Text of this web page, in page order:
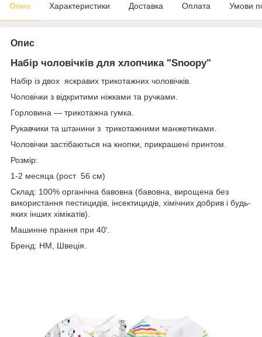
Опис Характеристики Доставка Оплата Умови
Опис
Набір чоловічків для хлопчика "Snoopy"
Набір із двох яскравих трикотажних чоловічків.
Чоловічки з відкритими ніжками та ручками.
Горловина — трикотажна гумка.
Рукавчики та штанини з трикотажними манжетиками.
Чоловічки застібаються на кнопки, прикрашені принтом.
Розмір:
1-2 месяца (рост 56 см)
Склад: 100% органічна бавовна (бавовна, вирощена без
використання пестицидів, інсектицидів, хімічних добрив і будь-
яких інших хімікатів).
Машинне прання при 40'.
Бренд: HM, Швеція.